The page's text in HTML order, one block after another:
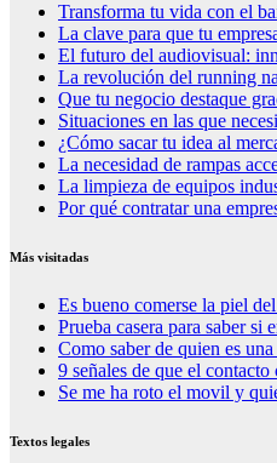
Transforma tu vida con el
La clave para que tu
El futuro del audiovisual:
La revolución del running
Que tu negocio destaque
Situaciones en las que
¿Cómo sacar tu idea al
La necesidad de rampas
La limpieza de equipos
Por qué contratar una
Más visitadas
Es bueno comerse la piel
Prueba casera para saber si
Como saber de quien es
9 señales de que el
Se me ha roto el movil y
Textos legales